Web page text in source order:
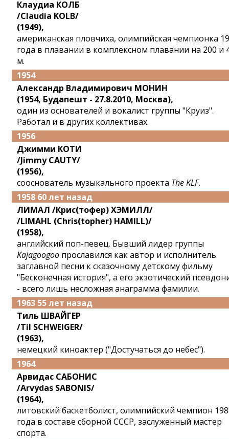
Клаудиа КОЛБ
/Claudia KOLB/
(1949),
американская пловчиха, олимпийская чемпионка
года в плавании в комплексном плавании на 200 и
м.
1954
Александр Владимирович МОНИН
(1954, Будапешт - 27.8.2010, Москва),
один из основателей и вокалист группы "Круиз".
Работал и в других коллективах.
1956
Джимми КОТИ
/Jimmy CAUTY/
(1956),
сооснователь музыкального проекта The KLF.
1958 60 лет назад
ЛИМАЛ /Крис(тофер) ХЭМИЛЛ/
/LIMAHL (Chris(topher) HAMILL)/
(1958),
английский поп-певец. Бывший лидер группы
Kajagoogoo прославился как автор и исполнитель
заглавной песни к сказочному детскому фильму
"Бесконечная история", а его экзотический
- всего лишь несложная анаграмма фамилии.
1963 55 лет назад
Тиль ШВАЙГЕР
/Til SCHWEIGER/
(1963),
немецкий киноактер ("Достучаться до небес").
1964
Арвидас САБОНИС
/Arvydas SABONIS/
(1964),
литовский баскетболист, олимпийский чемпион
года в составе сборной СССР, заслуженный мастер
спорта.